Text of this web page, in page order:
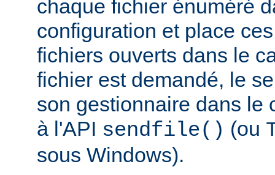
chaque fichier énuméré
configuration et place
fichiers ouverts dans le
fichier est demandé, le
son gestionnaire dans le
à l'API sendfile() (ou
sous Windows).